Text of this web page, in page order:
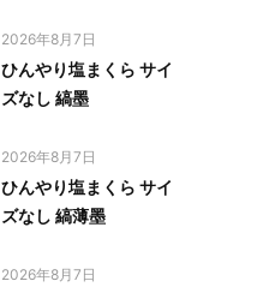
2026年8月7日
ひんやり塩まくら サイ
ズなし 縞墨
2026年8月7日
ひんやり塩まくら サイ
ズなし 縞薄墨
2026年8月7日